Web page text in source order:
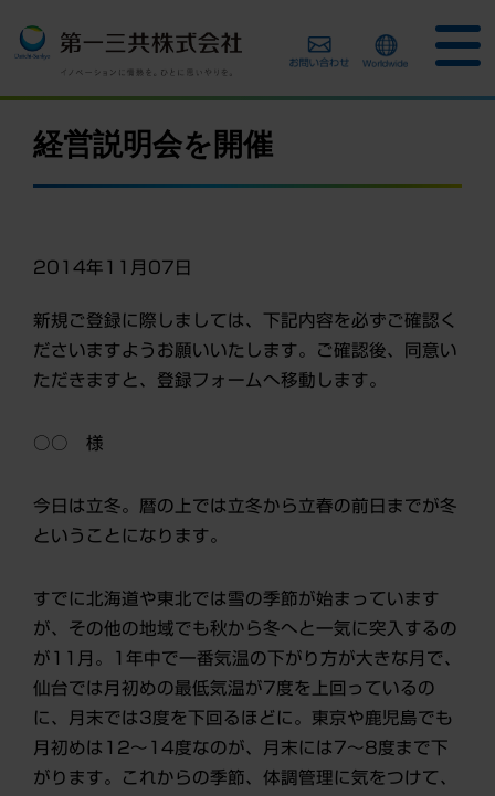
経営説明会を開催
2014年11月07日
新規ご登録に際しましては、下記内容を必ずご確認く
ださいますようお願いいたします。ご確認後、同意い
ただきますと、登録フォームへ移動します。
○○ 様
今日は立冬。暦の上では立冬から立春の前日までが冬
ということになります。
すでに北海道や東北では雪の季節が始まっています
が、その他の地域でも秋から冬へと一気に突入するの
が11月。1年中で一番気温の下がり方が大きな月で、
仙台では月初めの最低気温が7度を上回っているの
に、月末では3度を下回るほどに。東京や鹿児島でも
月初めは12～14度なのが、月末には7～8度まで下
がります。これからの季節、体調管理に気をつけて、